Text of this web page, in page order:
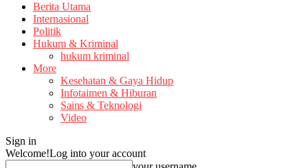
Berita Utama
Internasional
Politik
Hukum & Kriminal
hukum kriminal
More
Kesehatan & Gaya Hidup
Infotaimen & Hiburan
Sains & Teknologi
Video
Sign in
Welcome!Log into your account